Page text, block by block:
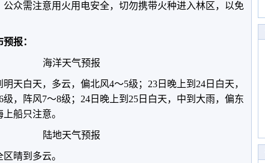
众需注意用火用电安全，切勿携带火种进入林区，以免
报：
海洋天气预报
天白天，多云，偏北风4～5级；23日晚上到24日白天，
，阵风7～8级；24日晚上到25日白天，中到大雨，偏东
船只注意。
陆地天气预报
晴到多云。